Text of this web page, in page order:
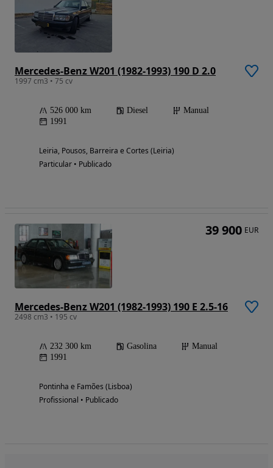
Mercedes-Benz W201 (1982-1993) 190 D 2.0
1997 cm3 • 75 cv
526 000 km Diesel
Manual
1991
Leiria, Pousos, Barreira e Cortes (Leiria)
Particular • Publicado
Mercedes-Benz W201 (1982-1993) 190 E 2.5-16
2498 cm3 • 195 cv
232 300 km Gasolina
Manual
1991
Pontinha e Famões (Lisboa)
Profissional • Publicado
39 900 EUR